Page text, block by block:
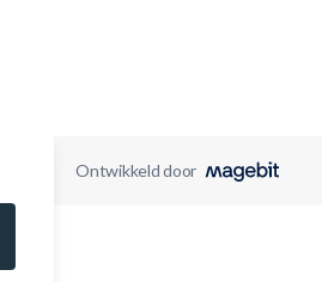
Ontwikkeld door